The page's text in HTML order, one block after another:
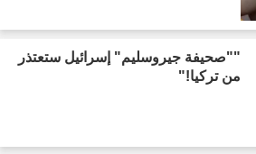
""صحيفة جيروسليم" إسرائيل ستعتذر
من تركيا!"